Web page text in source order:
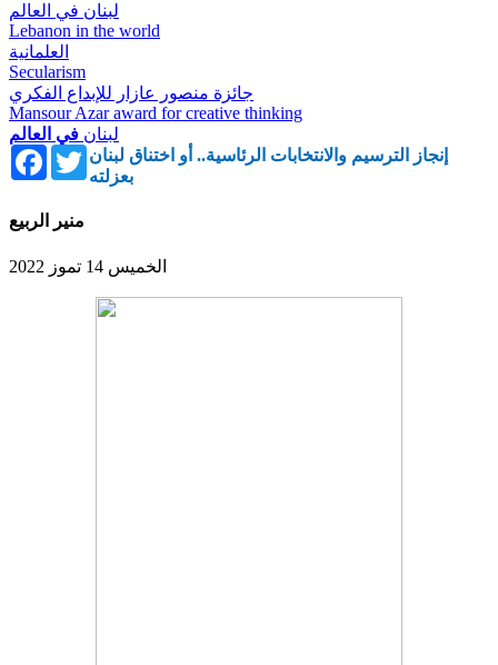
لبنان في العالم
Lebanon in the world
العلمانية
Secularism
جائزة منصور عازار للإبداع الفكري
Mansour Azar award for creative thinking
لبنان في العالم
FacebookTwitter
إنجاز الترسيم والانتخابات الرئاسية.. أو اختناق لبنان
بعزلته
منير الربيع
الخميس 14 تموز 2022